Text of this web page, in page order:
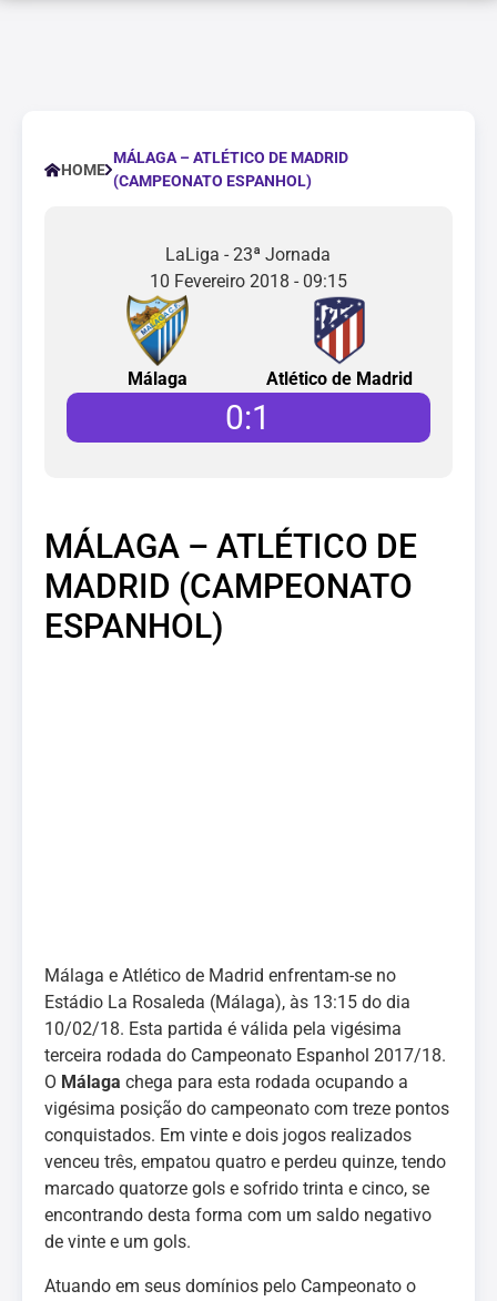
HOME
MÁLAGA – ATLÉTICO DE MADRID
(CAMPEONATO ESPANHOL)
LaLiga - 23ª Jornada
10 Fevereiro 2018 - 09:15
Málaga Atlético de Madrid
0:1
MÁLAGA – ATLÉTICO DE
MADRID (CAMPEONATO
ESPANHOL)
Málaga e Atlético de Madrid enfrentam-se no
Estádio La Rosaleda (Málaga), às 13:15 do dia
10/02/18. Esta partida é válida pela vigésima
terceira rodada do Campeonato Espanhol 2017/18.
O Málaga chega para esta rodada ocupando a
vigésima posição do campeonato com treze pontos
conquistados. Em vinte e dois jogos realizados
venceu três, empatou quatro e perdeu quinze, tendo
marcado quatorze gols e sofrido trinta e cinco, se
encontrando desta forma com um saldo negativo
de vinte e um gols.
Atuando em seus domínios pelo Campeonato o